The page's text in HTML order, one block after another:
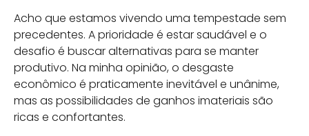
Acho que estamos vivendo uma tempestade sem
precedentes. A prioridade é estar saudável e o
desafio é buscar alternativas para se manter
produtivo. Na minha opinião, o desgaste
econômico é praticamente inevitável e unânime,
mas as possibilidades de ganhos imateriais são
ricas e confortantes.